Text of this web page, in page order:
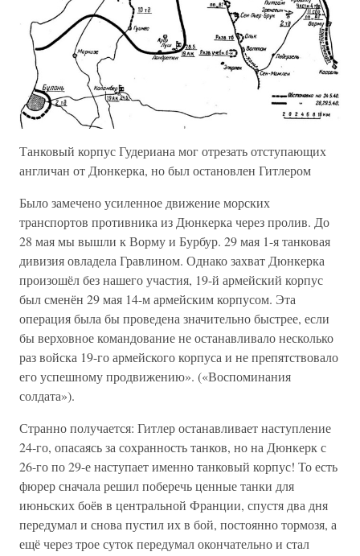
Танковый корпус Гудериана мог отрезать отступающих
англичан от Дюнкерка, но был остановлен Гитлером
Было замечено усиленное движение морских
транспортов противника из Дюнкерка через пролив. До
28 мая мы вышли к Ворму и Бурбур. 29 мая 1-я танковая
дивизия овладела Гравлином. Однако захват Дюнкерка
произошёл без нашего участия, 19-й армейский корпус
был сменён 29 мая 14-м армейским корпусом. Эта
операция была бы проведена значительно быстрее, если
бы верховное командование не останавливало несколько
раз войска 19-го армейского корпуса и не препятствовало
его успешному продвижению». («Воспоминания
солдата»).
Странно получается: Гитлер останавливает наступление
24-го, опасаясь за сохранность танков, но на Дюнкерк с
26-го по 29-е наступает именно танковый корпус! То есть
фюрер сначала решил поберечь ценные танки для
июньских боёв в центральной Франции, спустя два дня
передумал и снова пустил их в бой, постоянно тормозя, а
ещё через трое суток передумал окончательно и стал